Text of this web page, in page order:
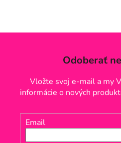
Odoberať
Vložte svoj e-mail a my
informácie o nových
Email